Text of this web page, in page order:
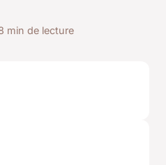
min de lecture